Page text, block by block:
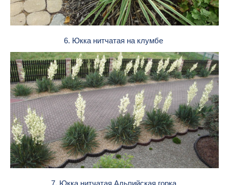
6. Юкка нитчатая на клумбе
7. Юкка нитчатая Альпийская горка